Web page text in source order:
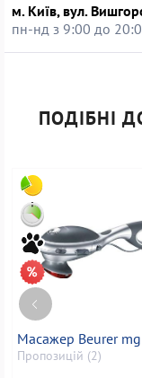
м. Київ, вул.
пн-нд з 9:00 до
ПОДІБНІ
Масажер Beurer
Пропозицій (2)